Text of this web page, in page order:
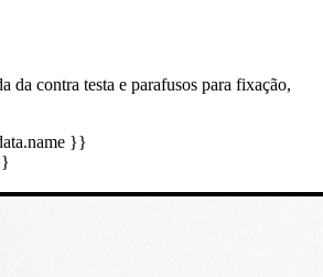
da contra testa e parafusos para fixação,
}}